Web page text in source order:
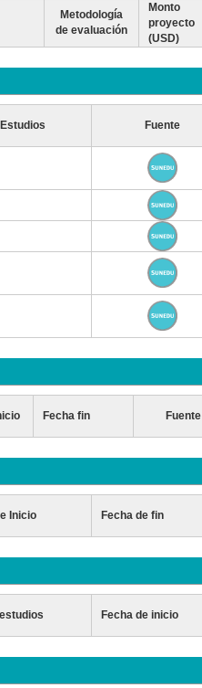
Metodología
de evaluación
Monto
proyecto
(USD)
Fuente
Fecha fin Fuente
Inicio Fecha de fin
Fecha de inicio